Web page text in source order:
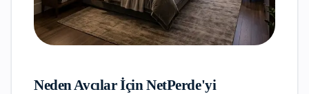
NedenAvcılarİçin NetPerde'yi